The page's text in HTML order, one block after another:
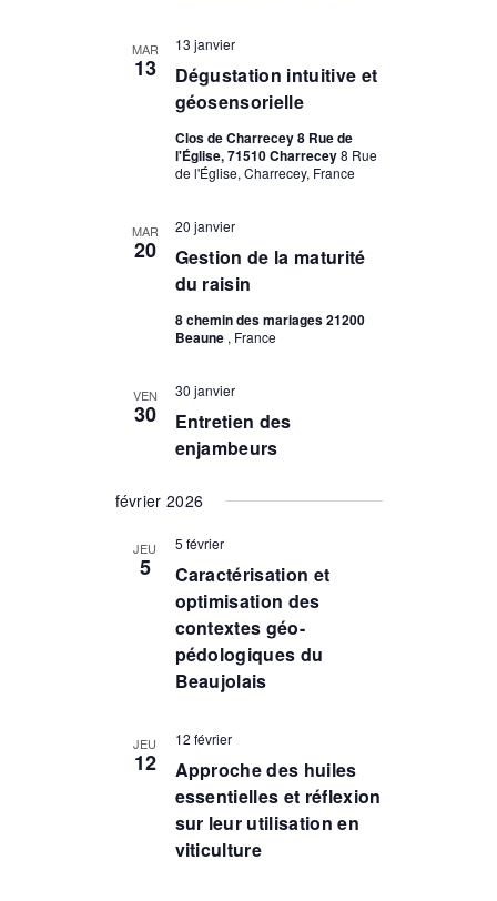
MAR
13
Dégustation intuitive et
géosensorielle
13 janvier
Clos de Charrecey 8 Rue de
l'Église, 71510 Charrecey8 Rue
de l'Église, Charrecey, France
MAR
20
Gestion de la maturité
du raisin
20 janvier
8 chemin des mariages 21200
Beaune , France
VEN
30
Entretien des
enjambeurs
30 janvier
février 2026
JEU
5
Caractérisation et
optimisation des
contextes géo-
pédologiques du
Beaujolais
5 février
JEU
12
Approche des huiles
essentielles et réflexion
sur leur utilisation en
viticulture
12 février